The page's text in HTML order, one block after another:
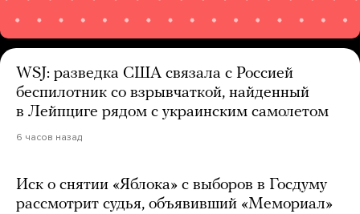
WSJ: разведка США связала с Россией
беспилотник со взрывчаткой, найденный
в Лейпциге рядом с украинским самолетом
6 часов назад
Иск о снятии «Яблока» с выборов в Госдуму
рассмотрит судья, объявивший «Мемориал»